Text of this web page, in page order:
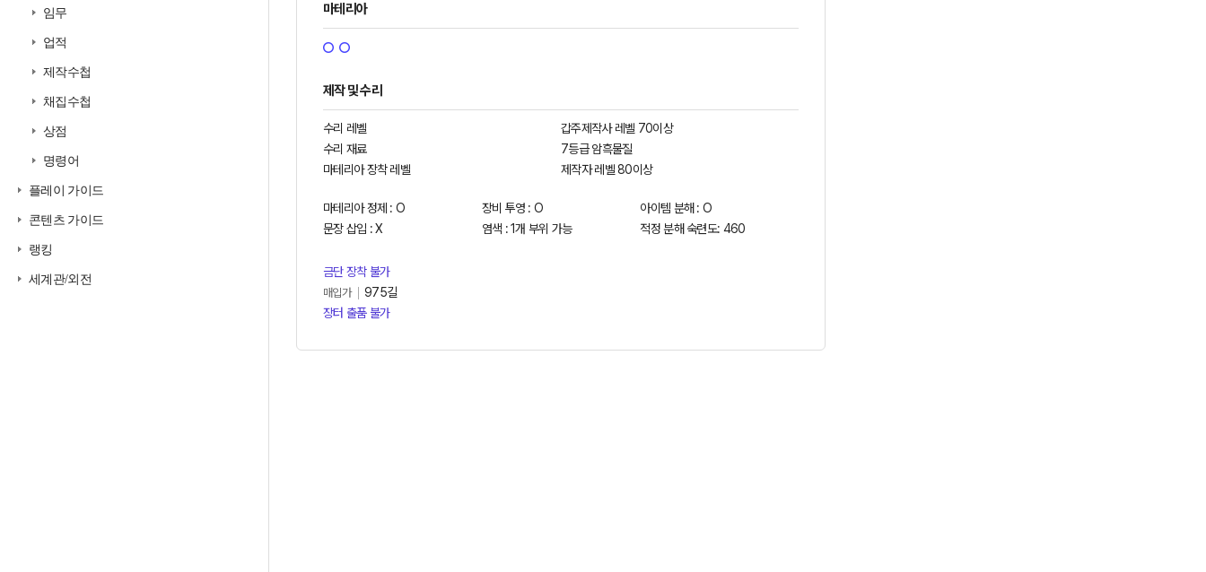
임무
업적
제작수첩
채집수첩
상점
명령어
플레이 가이드
콘텐츠 가이드
랭킹
세계관/외전
마테리아
제작 및 수리
수리 레벨
갑주제작사 레벨 70이상
수리 재료
7등급 암흑물질
마테리아 장착 레벨
제작자 레벨 80이상
마테리아 정제 : O 장비 투영 : O
아이템 분해 : O
문장 삽입 : X
염색 : 1개 부위 가능 적정 분해 숙련도: 460
금단 장착 불가
매입가
975길
장터 출품 불가